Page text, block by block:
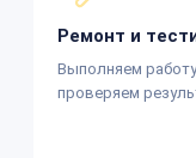
Ремонт и
Выполняем
проверяем